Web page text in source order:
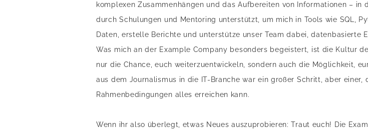
komplexen Zusammenhängen und das Aufbereiten von Informationen –
durch Schulungen und Mentoring unterstützt, um mich in Tools wie SQL,
Daten, erstelle Berichte und unterstütze unser Team dabei, datenbasierte
Was mich an der Example Company besonders begeistert, ist die Kultur
nur die Chance, euch weiterzuentwickeln, sondern auch die Möglichkeit,
aus dem Journalismus in die IT-Branche war ein großer Schritt, aber
Rahmenbedingungen alles erreichen kann.
Wenn ihr also überlegt, etwas Neues auszuprobieren: Traut euch! Die